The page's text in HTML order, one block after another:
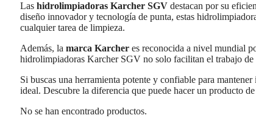
Las hidrolimpiadoras Karcher SGV destacan por su
diseño innovador y tecnología de punta, estas
cualquier tarea de limpieza.
Además, la marca Karcher es reconocida a nivel mundial
hidrolimpiadoras Karcher SGV no solo facilitan el trabajo de
Si buscas una herramienta potente y confiable para mantener
ideal. Descubre la diferencia que puede hacer un producto
No se han encontrado productos.